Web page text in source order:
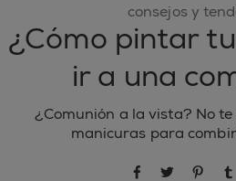
consejos y
¿Cómo pintar
ir a una
¿Comunión a la vista? No
manicuras para
compartir